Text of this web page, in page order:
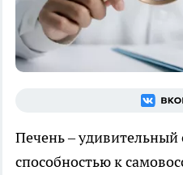
Печень –
способностью к